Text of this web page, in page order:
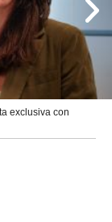
exclusiva con